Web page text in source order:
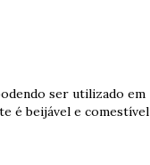
ser utilizado em
é beijável e comestível